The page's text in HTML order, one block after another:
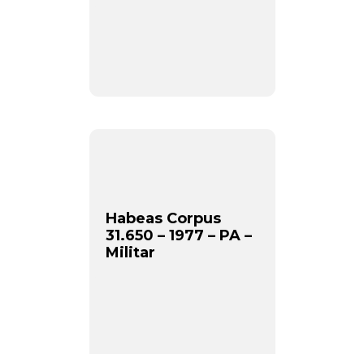
Habeas Corpus
31.650 – 1977 – PA –
Militar